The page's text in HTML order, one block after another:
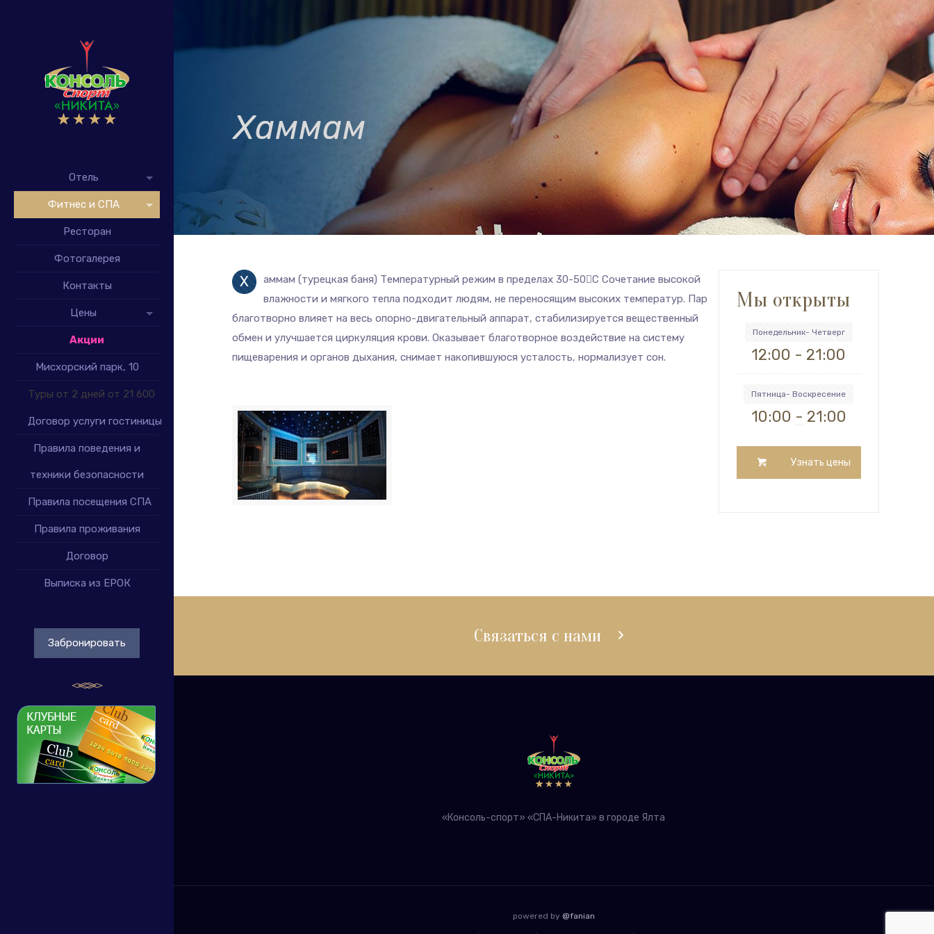
Отель
Фитнес и СПА
Ресторан
Фотогалерея
Контакты
Цены
Акции
Мисхорский парк, 10
Туры от 2 дней от 21 600
Договор услуги гостиницы
Правила поведения и
техники безопасности
Правила посещения СПА
Правила проживания
Договор
Выписка из ЕРОК
Забронировать
Хаммам
Х
аммам (турецкая баня) Температурный режим в пределах 30-50С Сочетание высокой
влажности и мягкого тепла подходит людям, не переносящим высоких температур. Пар
благотворно влияет на весь опорно-двигательный аппарат, стабилизируется вещественный
обмен и улучшается циркуляция крови. Оказывает благотворное воздействие на систему
пищеварения и органов дыхания, снимает накопившуюся усталость, нормализует сон.
Мы открыты
Понедельник- Четверг
12:00 - 21:00
Пятница- Воскресение
10:00 - 21:00
Узнать цены
Связаться с нами
«Консоль-спорт» «СПА-Никита» в городе Ялта
powered by @fanian